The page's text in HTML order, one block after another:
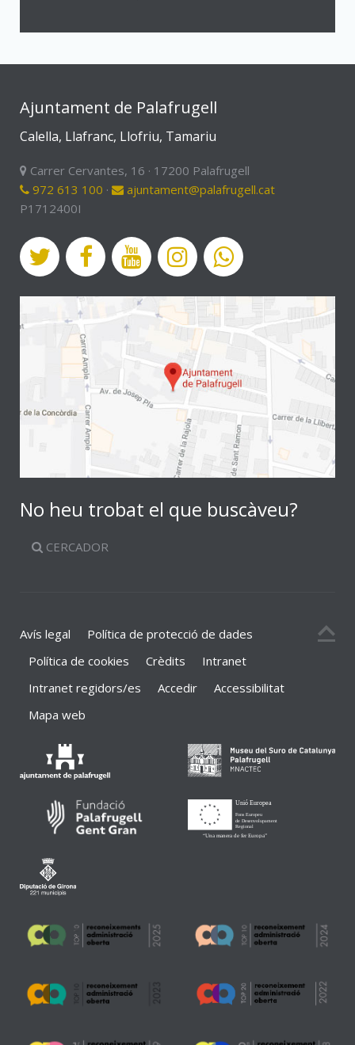
Ajuntament de Palafrugell
Calella, Llafranc, Llofriu, Tamariu
Carrer Cervantes, 16 · 17200 Palafrugell
972 613 100 ·
ajuntament@palafrugell.cat
P1712400I
No heu trobat el que buscàveu?
CERCADOR
Avís legal
Política de protecció de dades
Política de cookies
Crèdits
Intranet
Intranet regidors/es
Accedir
Accessibilitat
Mapa web